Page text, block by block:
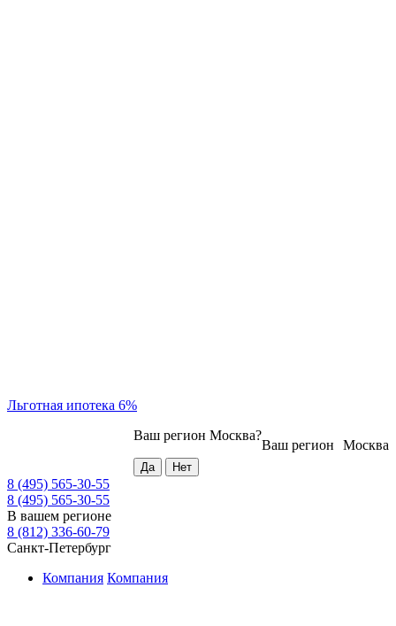
Льготная ипотека 6%
Москва
Ваш регион
Ваш регион Москва?
8 (495) 565-30-55
8 (495) 565-30-55
В вашем регионе
8 (812) 336-60-79
Санкт-Петербург
Компания Компания